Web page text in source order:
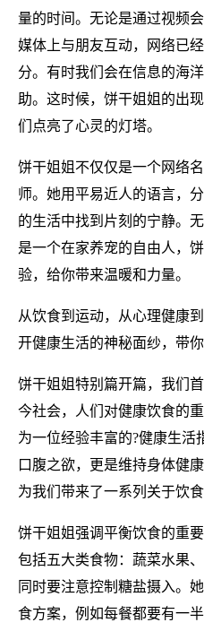
量的时间。无论是通过视频
媒体上与朋友互动，网络已
分。有时我们会在信息的海
助。这时候，饼干姐姐的出
们点亮了心灵的灯塔。
饼干姐姐不仅仅是一个网络
师。她用平易近人的语言，
的生活中找到片刻的宁静。
是一个在家养宠的自由人，
验，给你带来温暖和力量。
从饮食到运动，从心理健康
开健康生活的神秘面纱，带
饼干姐姐特别篇开篇，我们
今社会，人们对健康饮食的
为一位经验丰富的?健康生活
口腹之欲，更是维持身体健
为我们带来了一系列关于饮
饼干姐姐强调平衡饮食的重
包括五大类食物：蔬菜水果
同时要注意控制糖盐摄入。
食方案，例如每餐都要有一